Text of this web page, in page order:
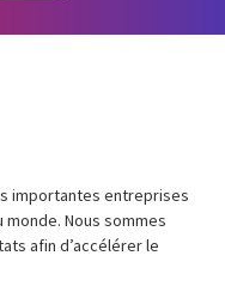
importantes entreprises
Nous sommes
afin d’accélérer le